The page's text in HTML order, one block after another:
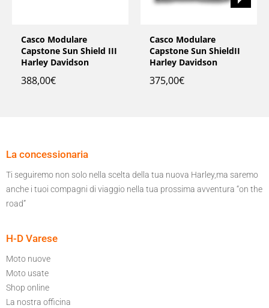
Casco Modulare
Capstone Sun Shield III
Harley Davidson
388,00€
Casco Modulare
Capstone Sun ShieldII
Harley Davidson
375,00€
La concessionaria
Ti seguiremo non solo nella scelta della tua nuova Harley,ma saremo
anche i tuoi compagni di viaggio nella tua prossima avventura “on the
road”
H-D Varese
Moto nuove
Moto usate
Shop online
La nostra officina